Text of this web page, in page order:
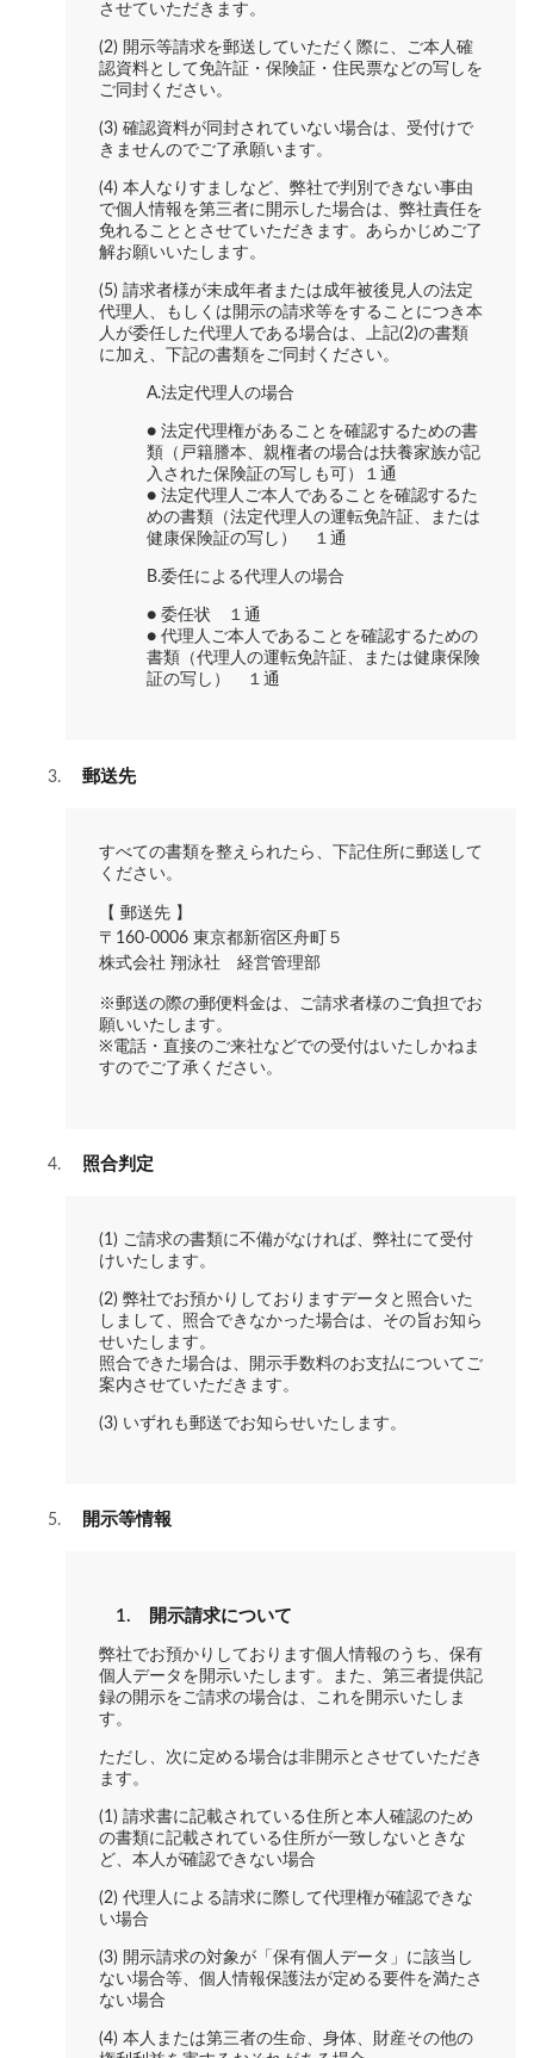
させていただきます。
(2) 開示等請求を郵送していただく際に、ご本人確
認資料として免許証・保険証・住民票などの写しを
ご同封ください。
(3) 確認資料が同封されていない場合は、受付けで
きませんのでご了承願います。
(4) 本人なりすましなど、弊社で判別できない事由
で個人情報を第三者に開示した場合は、弊社責任を
免れることとさせていただきます。あらかじめご了
解お願いいたします。
(5) 請求者様が未成年者または成年被後見人の法定
代理人、もしくは開示の請求等をすることにつき本
人が委任した代理人である場合は、上記(2)の書類
に加え、下記の書類をご同封ください。
A.法定代理人の場合
● 法定代理権があることを確認するための書
類（戸籍謄本、親権者の場合は扶養家族が記
入された保険証の写しも可）１通
● 法定代理人ご本人であることを確認するた
めの書類（法定代理人の運転免許証、または
健康保険証の写し） １通
B.委任による代理人の場合
● 委任状 １通
● 代理人ご本人であることを確認するための
書類（代理人の運転免許証、または健康保険
証の写し） １通
郵送先
すべての書類を整えられたら、下記住所に郵送して
ください。
【 郵送先 】
〒160-0006 東京都新宿区舟町５
株式会社 翔泳社 経営管理部
※郵送の際の郵便料金は、ご請求者様のご負担でお
願いいたします。
※電話・直接のご来社などでの受付はいたしかねま
すのでご了承ください。
照合判定
(1) ご請求の書類に不備がなければ、弊社にて受付
けいたします。
(2) 弊社でお預かりしておりますデータと照合いた
しまして、照合できなかった場合は、その旨お知ら
せいたします。
照合できた場合は、開示手数料のお支払についてご
案内させていただきます。
(3) いずれも郵送でお知らせいたします。
開示等情報
1. 開示請求について
弊社でお預かりしております個人情報のうち、保有
個人データを開示いたします。また、第三者提供記
録の開示をご請求の場合は、これを開示いたしま
す。
ただし、次に定める場合は非開示とさせていただき
ます。
(1) 請求書に記載されている住所と本人確認のため
の書類に記載されている住所が一致しないときな
ど、本人が確認できない場合
(2) 代理人による請求に際して代理権が確認できな
い場合
(3) 開示請求の対象が「保有個人データ」に該当し
ない場合等、個人情報保護法が定める要件を満たさ
ない場合
(4) 本人または第三者の生命、身体、財産その他の